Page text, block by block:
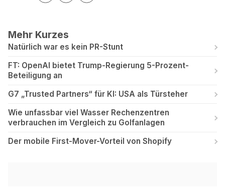
Mehr Kurzes
Natürlich war es kein PR-Stunt
FT: OpenAI bietet Trump-Regierung 5-Prozent-
Beteiligung an
G7 „Trusted Partners“ für KI: USA als Türsteher
Wie unfassbar viel Wasser Rechenzentren
verbrauchen im Vergleich zu Golfanlagen
Der mobile First-Mover-Vorteil von Shopify